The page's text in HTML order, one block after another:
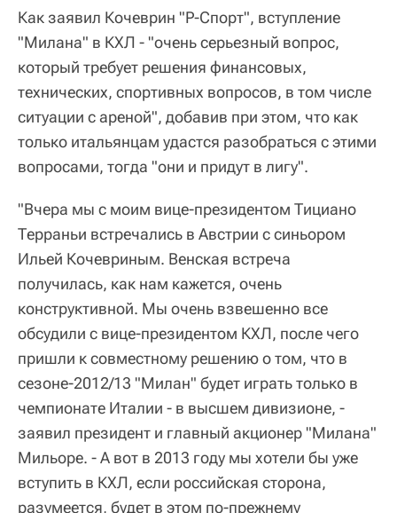
Как заявил Кочеврин "Р-Спорт", вступление
"Милана" в КХЛ - "очень серьезный вопрос,
который требует решения финансовых,
технических, спортивных вопросов, в том числе
ситуации с ареной", добавив при этом, что как
только итальянцам удастся разобраться с этими
вопросами, тогда "они и придут в лигу".
"Вчера мы с моим вице-президентом Тициано
Терраньи встречались в Австрии с синьором
Ильей Кочевриным. Венская встреча
получилась, как нам кажется, очень
конструктивной. Мы очень взвешенно все
обсудили с вице-президентом КХЛ, после чего
пришли к совместному решению о том, что в
сезоне-2012/13 "Милан" будет играть только в
чемпионате Италии - в высшем дивизионе, -
заявил президент и главный акционер "Милана"
Мильоре. - А вот в 2013 году мы хотели бы уже
вступить в КХЛ, если российская сторона,
разумеется, будет в этом по-прежнему